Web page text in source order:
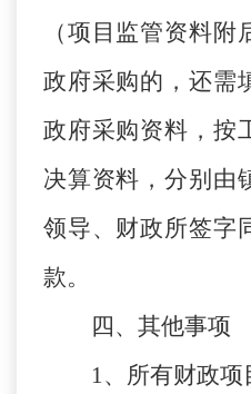
（项目监管资料附
政府采购的，还需
政府采购资料，按
决算资料，分别由
领导、财政所签字
款。
四、其他事项
1、所有财政